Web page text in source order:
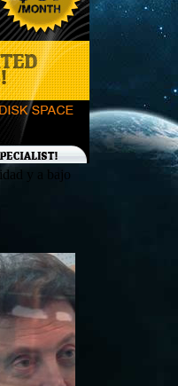
y a bajo